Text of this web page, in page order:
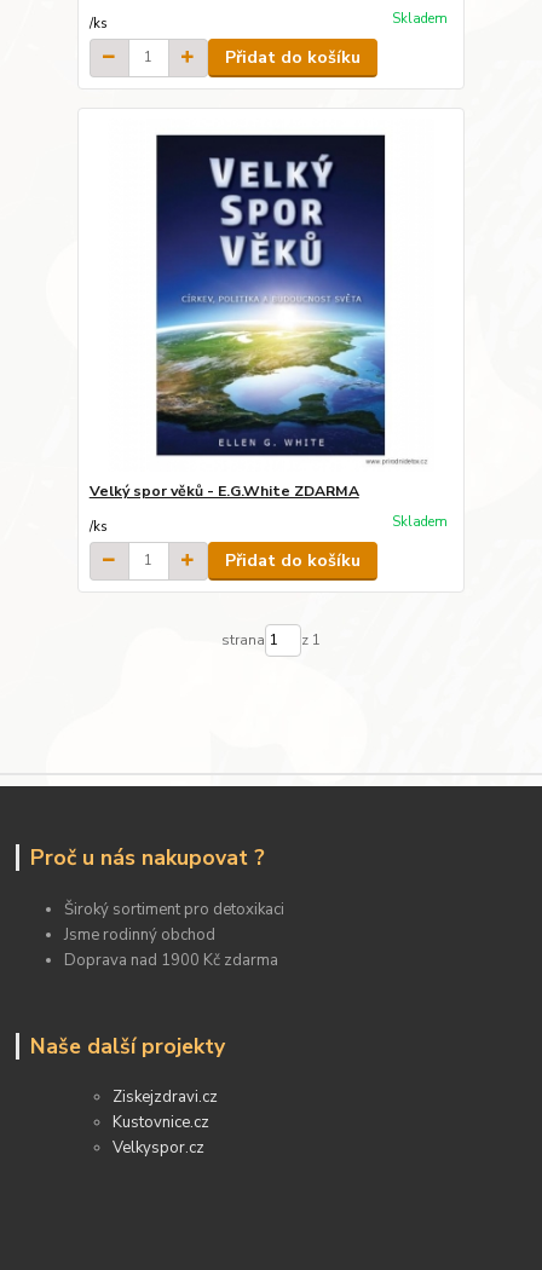
/ks Skladem
Přidat do košíku
Velký spor věků - E.G.White ZDARMA
/ks Skladem
Přidat do košíku
strana z 1
Proč u nás nakupovat ?
Široký sortiment pro detoxikaci
Jsme rodinný obchod
Doprava nad 1900 Kč zdarma
Naše další projekty
Ziskejzdravi.cz
Kustovnice.cz
Velkyspor.cz